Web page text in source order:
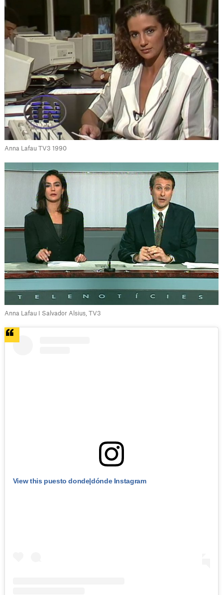
Anna Lafau TV3 1990
Anna Lafau I Salvador Alsius, TV3
View this puesto donde|dónde Instagram